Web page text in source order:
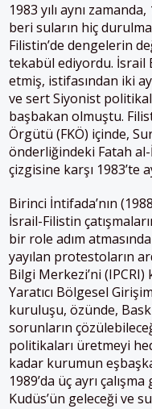
1983 yılı aynı
beri suların hiç
Filistin’de dengelerin
tekabül ediyordu. İsrail
etmiş, istifasından iki
ve sert Siyonist
başbakan olmuştu.
Örgütü (FKÖ) içinde,
önderliğindeki Fatah
çizgisine karşı 1983’te
Birinci İntifada’nın
İsrail-Filistin
bir role adım
yayılan protestoların
Bilgi Merkezi’ni
Yaratıcı Bölgesel
kuruluşu, özünde,
sorunların
politikaları üretmeyi
kadar kurumun
1989’da üç ayrı
Kudüs’ün geleceği ve